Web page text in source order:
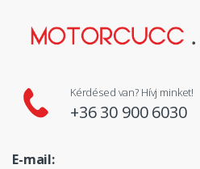
Kérdésed van? Hívj minket!
+36 30 900 6030
E-mail: